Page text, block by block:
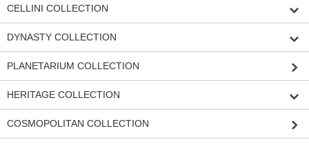
CELLINI COLLECTION
DYNASTY COLLECTION
PLANETARIUM COLLECTION
HERITAGE COLLECTION
COSMOPOLITAN COLLECTION